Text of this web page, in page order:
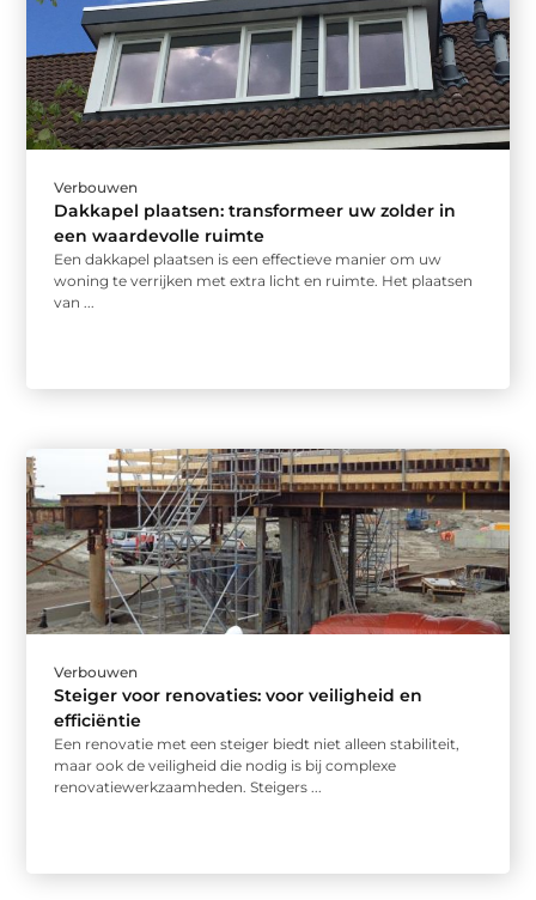
Verbouwen
Dakkapel plaatsen: transformeer uw zolder in
een waardevolle ruimte
Een dakkapel plaatsen is een effectieve manier om uw
woning te verrijken met extra licht en ruimte. Het plaatsen
van ...
Verbouwen
Steiger voor renovaties: voor veiligheid en
efficiëntie
Een renovatie met een steiger biedt niet alleen stabiliteit,
maar ook de veiligheid die nodig is bij complexe
renovatiewerkzaamheden. Steigers ...